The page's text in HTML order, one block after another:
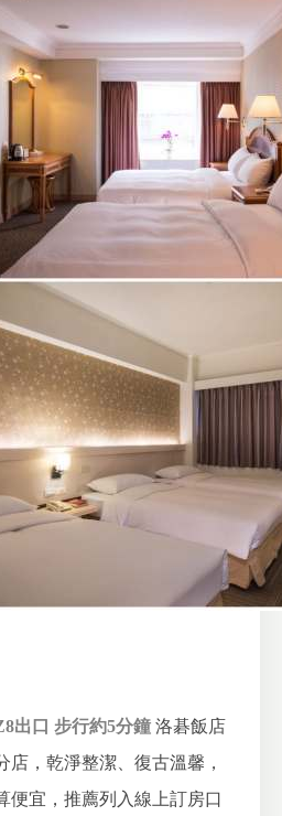
出口 步行約5分鐘 洛碁飯店
店，乾淨整潔、復古溫馨，
便宜，推薦列入線上訂房口